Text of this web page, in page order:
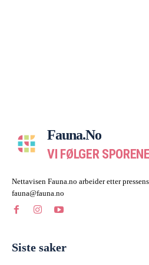
Fauna.no
VI FØLGER
Nettavisen Fauna.no arbeider etter
fauna@fauna.no
Siste saker